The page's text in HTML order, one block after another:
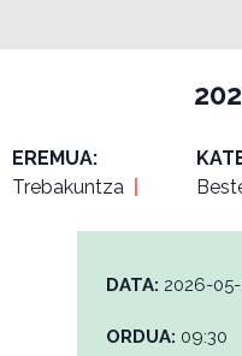
EREMUA:
Trebakuntza
DATA: 2026-
ORDUA: 09:30